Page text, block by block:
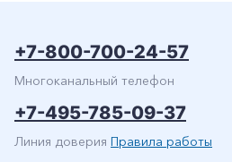
+7-800-700-24-57
Многоканальный телефон
+7-495-785-09-37
Линия доверия Правила работы